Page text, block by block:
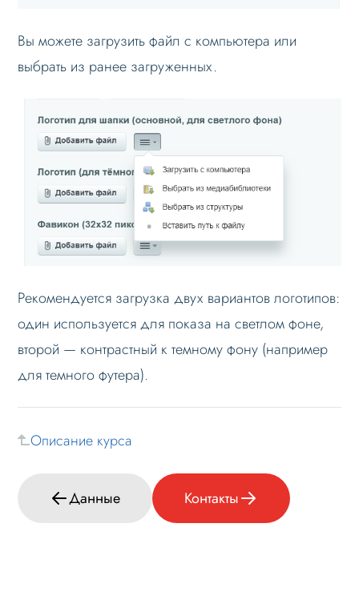
Лендинги и посадочные страницы
Проблемы и решения
Вопрос-ответ
Вы можете загрузить файл с компьютера или
выбрать из ранее загруженных.
Рекомендуется загрузка двух вариантов логотипов:
один используется для показа на светлом фоне,
второй — контрастный к темному фону (например
для темного футера).
Описание курса
Данные Контакты